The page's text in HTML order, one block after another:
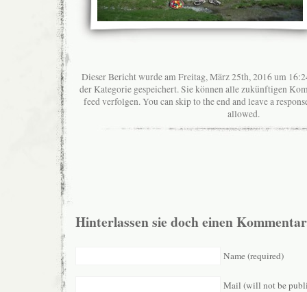
Dieser Bericht wurde am Freitag, März 25th, 2016 um
der Kategorie gespeichert. Sie können alle zukünftigen
feed verfolgen. You can skip to the end and leave a
allowed.
Hinterlassen sie doch einen
Name (required)
Mail (will not be